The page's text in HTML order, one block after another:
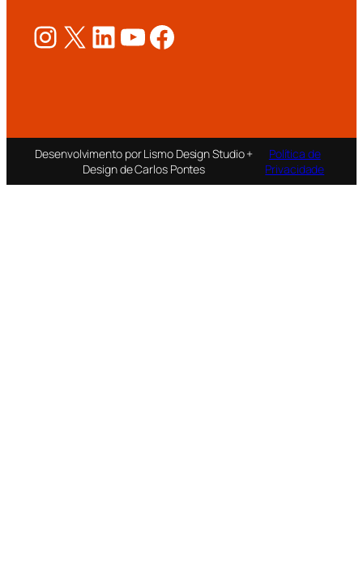
Instagram X LinkedIn Youtube Facebook
Desenvolvimento por Lismo Design Studio +
Design de Carlos Pontes
Política de
Privacidade